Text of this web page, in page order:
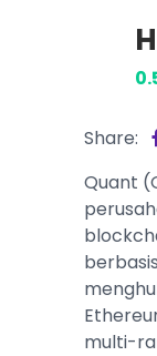
Share:
Quant
multi-